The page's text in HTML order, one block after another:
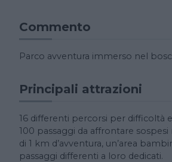
Commento
Parco avventura immerso nel
Principali attrazioni
16 differenti percorsi per difficoltà
100 passaggi da affrontare
di 1 km d’avventura, un’area
passaggi differenti a loro dedicati.